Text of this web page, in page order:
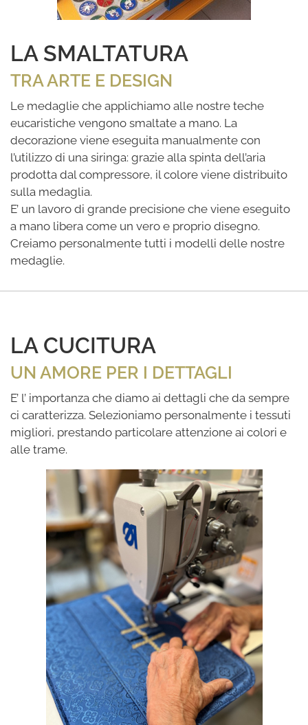
LA SMALTATURA
TRA ARTE E DESIGN
Le medaglie che applichiamo alle nostre teche
eucaristiche vengono smaltate a mano. La
decorazione viene eseguita manualmente con
l’utilizzo di una siringa: grazie alla spinta dell’aria
prodotta dal compressore, il colore viene distribuito
sulla medaglia.
E’ un lavoro di grande precisione che viene eseguito
a mano libera come un vero e proprio disegno.
Creiamo personalmente tutti i modelli delle nostre
medaglie.
LA CUCITURA
UN AMORE PER I DETTAGLI
E’ l’ importanza che diamo ai dettagli che da sempre
ci caratterizza. Selezioniamo personalmente i tessuti
migliori, prestando particolare attenzione ai colori e
alle trame.